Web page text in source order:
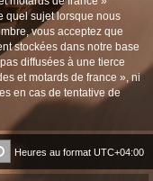
quel sujet lorsque nous
vous acceptez que
stockées dans notre base
diffusées à une tierce
et motards de france », ni
en cas de tentative de
Heures au format UTC+04:00